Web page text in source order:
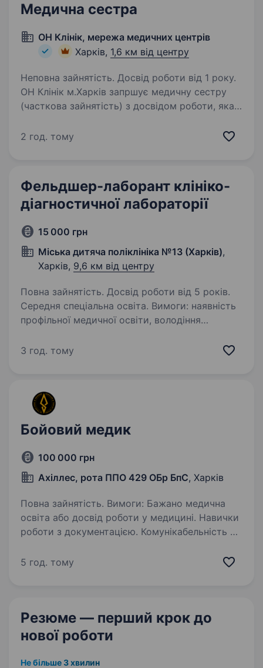
Медична сестра
ОН Клінік, мережа медичних центрів
Харків, 1,6 км від центру
Неповна зайнятість. Досвід роботи від 1 року.
ОН Клінік м.Харків запршує медичну сестру
(часткова зайнятість) з досвідом роботи, яка
міжнародна команда професіоналів,
2 год. тому
Фельдшер-лаборант клініко-
діагностичної лабораторії
15 000 грн
Міська дитяча поліклініка №13 (Харків),
Харків, 9,6 км від центру
Повна зайнятість. Досвід роботи від 5 років.
Середня спеціальна освіта. Вимоги: наявність
профільної медичної освіти, володіння
та дотримання санітарно-епідеміологічного
3 год. тому
Бойовий медик
100 000 грн
Ахіллес, рота ППО 429 ОБр БпС, Харків
Повна зайнятість. Вимоги: Бажано медична
освіта або досвід роботи у медицині. Навички
роботи з документацією. Комунікабельність та
військових у медичних закладах.
5 год. тому
Резюме — перший крок до
нової роботи
Не більше 3 хвилин